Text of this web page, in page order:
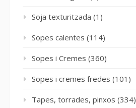
Soja texturitzada (1)
Sopes calentes (114)
Sopes i Cremes (360)
Sopes i cremes fredes (101)
Tapes, torrades, pinxos (334)